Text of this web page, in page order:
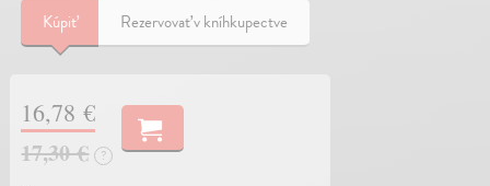
Kúpiť Rezervovať v kníhkupectve
16,78 €
17,30 €
?